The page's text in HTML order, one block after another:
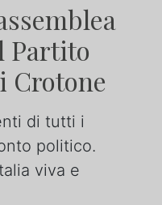
Partito
Crotone
di tutti i
politico.
viva e